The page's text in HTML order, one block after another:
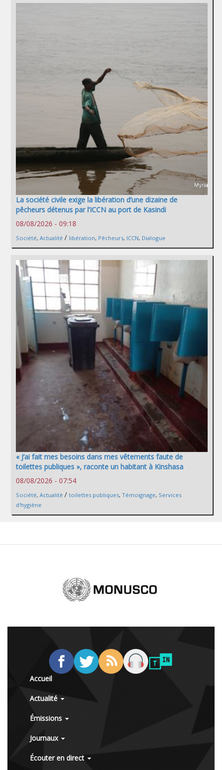
La société civile exige la libération d’une dizaine de
pêcheurs détenus par l’ICCN au port de Kasindi
08/08/2026 - 09:18
Société, Actualité / libération, Pêcheurs, ICCN, Dialogue
« J’ai fait mes besoins dans mes vêtements faute de
toilettes publiques », raconte un habitant à Kinshasa
08/08/2026 - 07:54
Société, Actualité / toilettes publiques, Témoignage, Services
d'hygiène
Accueil
Actualité
Émissions
Journaux
Écouter en direct